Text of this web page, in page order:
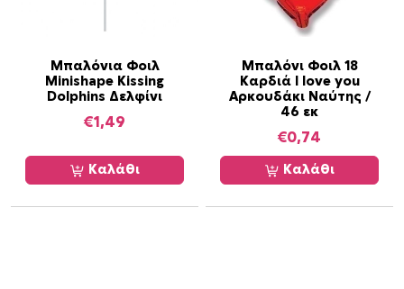
Μπαλόνια Φοιλ
Minishape Kissing
Dolphins Δελφίνι
€1,49
Καλάθι
Μπαλόνι Φοιλ 18
Καρδιά I love you
Αρκουδάκι Ναύτης /
46 εκ
€0,74
Καλάθι